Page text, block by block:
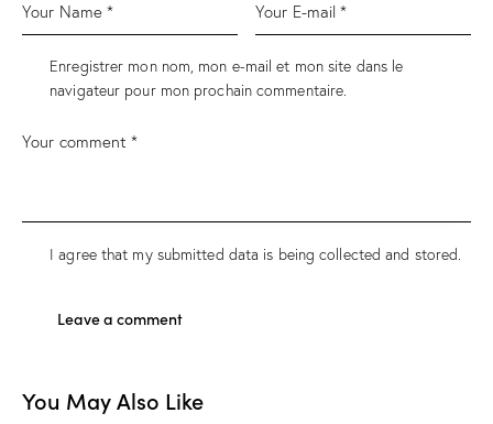
Enregistrer mon nom, mon e-mail et mon site dans le
navigateur pour mon prochain commentaire.
I agree that my submitted data is beingcollected and stored.
You May Also Like